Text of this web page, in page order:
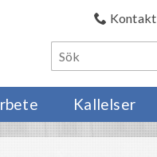
Kontakt
Kallelser